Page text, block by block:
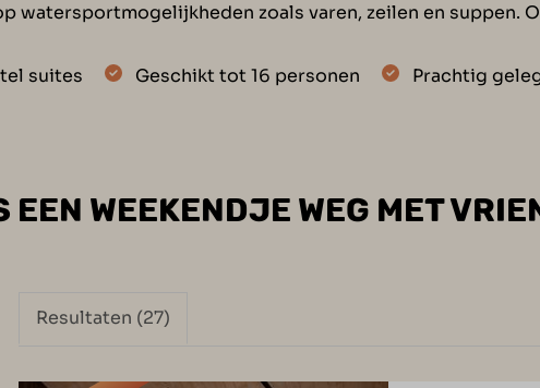
watersportmogelijkheden zoals varen, zeilen en suppen.
suites Geschikt tot 16 personen Prachtig
WEEKENDJE WEG MET
Resultaten (27)